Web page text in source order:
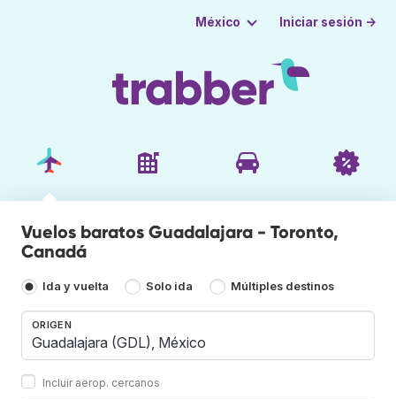
México Iniciar sesión →
Vuelos baratos Guadalajara - Toronto,
Canadá
Ida y vuelta Solo ida Múltiples destinos
ORIGEN
Incluir aerop. cercanos